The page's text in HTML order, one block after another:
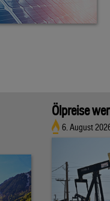
Ölpreise
6. August